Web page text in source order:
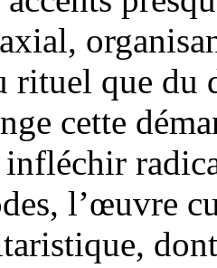
rituel que du
cette
infléchir
l’œuvre